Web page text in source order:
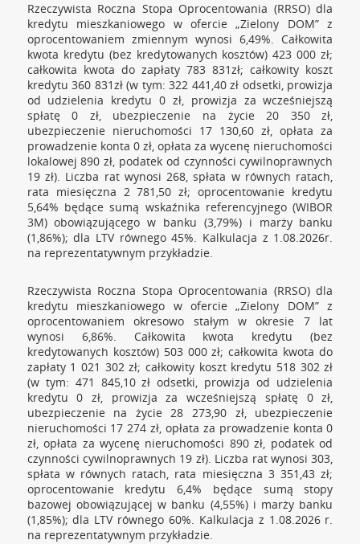
Rzeczywista Roczna Stopa Oprocentowania (RRSO) dla
kredytu mieszkaniowego w ofercie „Zielony DOM” z
oprocentowaniem zmiennym wynosi 6,49%. Całkowita
kwota kredytu (bez kredytowanych kosztów) 423 000 zł;
całkowita kwota do zapłaty 783 831zł; całkowity koszt
kredytu 360 831zł (w tym: 322 441,40 zł odsetki, prowizja
od udzielenia kredytu 0 zł, prowizja za wcześniejszą
spłatę 0 zł, ubezpieczenie na życie 20 350 zł,
ubezpieczenie nieruchomości 17 130,60 zł, opłata za
prowadzenie konta 0 zł, opłata za wycenę nieruchomości
lokalowej 890 zł, podatek od czynności cywilnoprawnych
19 zł). Liczba rat wynosi 268, spłata w równych ratach,
rata miesięczna 2 781,50 zł; oprocentowanie kredytu
5,64% będące sumą wskaźnika referencyjnego (WIBOR
3M) obowiązującego w banku (3,79%) i marży banku
(1,86%); dla LTV równego 45%. Kalkulacja z 1.08.2026r.
na reprezentatywnym przykładzie.
Rzeczywista Roczna Stopa Oprocentowania (RRSO) dla
kredytu mieszkaniowego w ofercie „Zielony DOM” z
oprocentowaniem okresowo stałym w okresie 7 lat
wynosi 6,86%. Całkowita kwota kredytu (bez
kredytowanych kosztów) 503 000 zł; całkowita kwota do
zapłaty 1 021 302 zł; całkowity koszt kredytu 518 302 zł
(w tym: 471 845,10 zł odsetki, prowizja od udzielenia
kredytu 0 zł, prowizja za wcześniejszą spłatę 0 zł,
ubezpieczenie na życie 28 273,90 zł, ubezpieczenie
nieruchomości 17 274 zł, opłata za prowadzenie konta 0
zł, opłata za wycenę nieruchomości 890 zł, podatek od
czynności cywilnoprawnych 19 zł). Liczba rat wynosi 303,
spłata w równych ratach, rata miesięczna 3 351,43 zł;
oprocentowanie kredytu 6,4% będące sumą stopy
bazowej obowiązującej w banku (4,55%) i marży banku
(1,85%); dla LTV równego 60%. Kalkulacja z 1.08.2026 r.
na reprezentatywnym przykładzie.